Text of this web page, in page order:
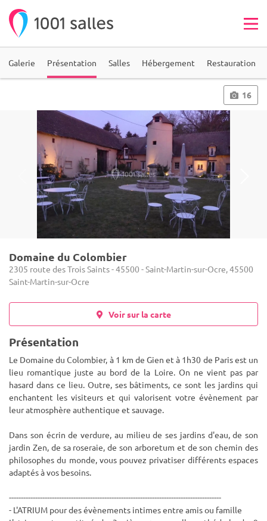
Galerie Présentation Salles Hébergement Restauration
16
Domaine du Colombier
2305 route des Trois Saints - 45500 - Saint-Martin-sur-Ocre, 45500
Saint-Martin-sur-Ocre
Voir sur la carte
Présentation
Le Domaine du Colombier, à 1 km de Gien et à 1h30 de Paris est un
lieu romantique juste au bord de la Loire. On ne vient pas par
hasard dans ce lieu. Outre, ses bâtiments, ce sont les jardins qui
enchantent les visiteurs et qui valorisent votre évènement par
leur atmosphère authentique et sauvage.
Dans son écrin de verdure, au milieu de ses jardins d'eau, de son
jardin Zen, de sa roseraie, de son arboretum et de son chemin des
philosophes du monde, vous pouvez privatiser différents espaces
adaptés à vos besoins.
-----------------------------------------------------------------------------------------
- L'ATRIUM pour des évènements intimes entre amis ou famille